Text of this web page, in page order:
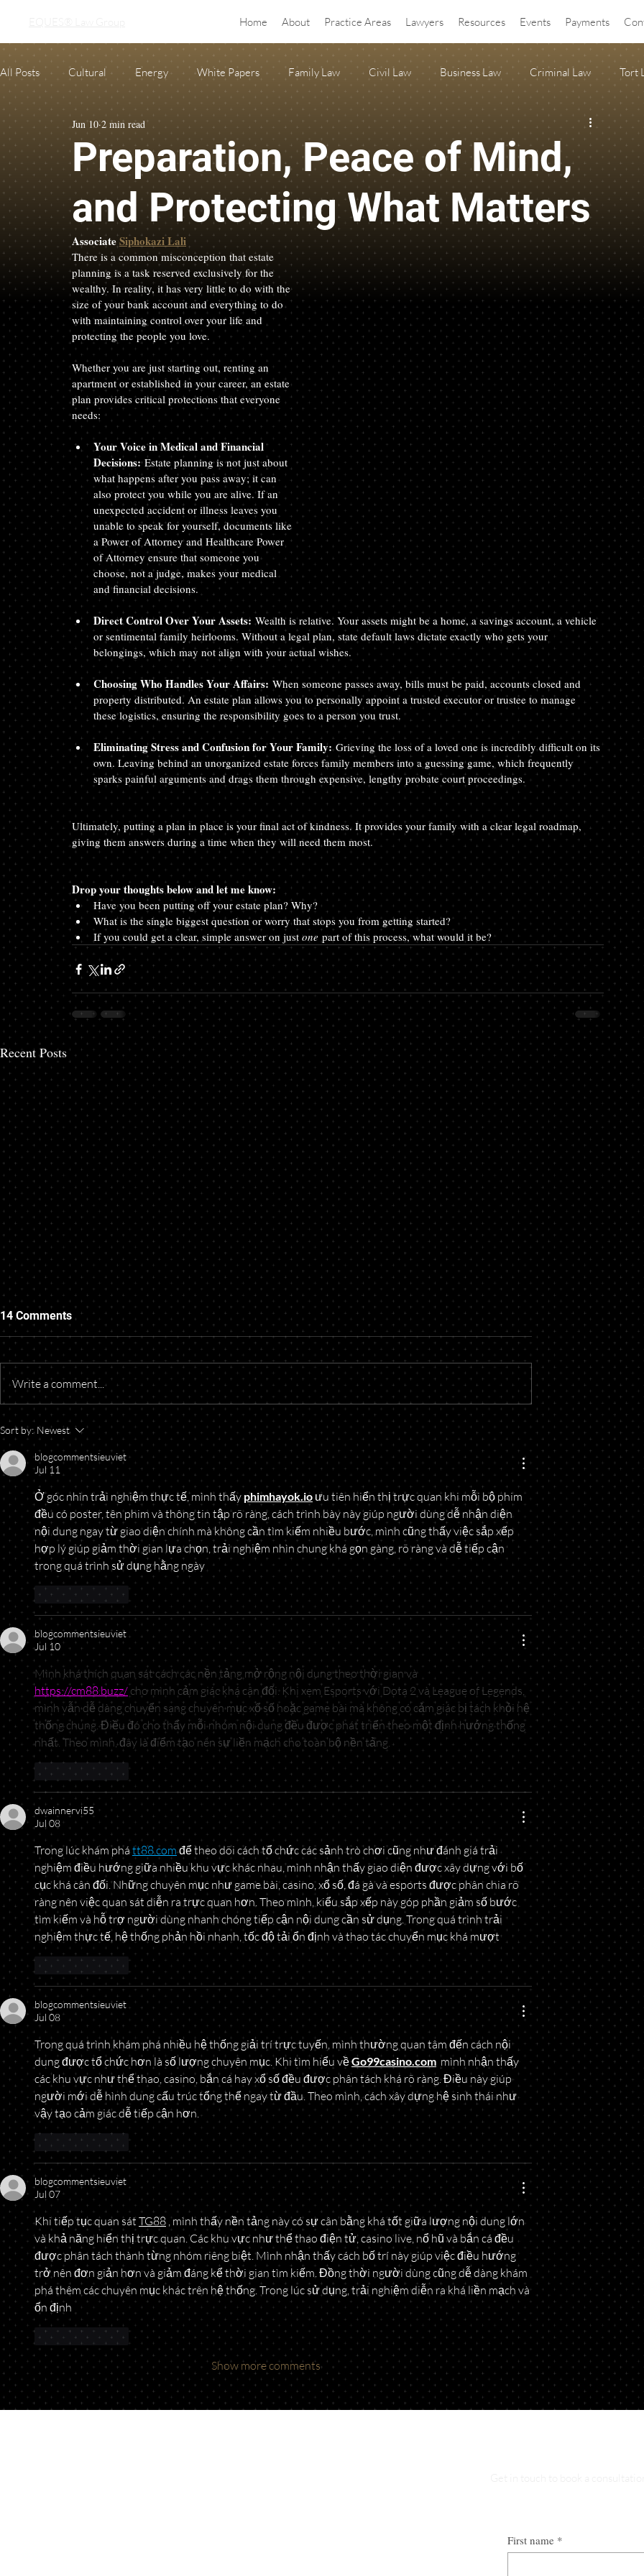
Home About Practice Areas Lawyers Resources Events Payments
All Posts Cultural Energy White Papers Family Law Civil Law Business Law Criminal Law Tort
Real Estate adoption equine law Condo and HOA Law agritourism Property Law Estate Planning
Oil and Gas Law Probate Necessary Forms Press Release Anti-SLAPP
Preparation, Peace of Mind,
and Protecting What Matters
Jun 10 2 min read
Associate Siphokazi Lali
There is a common misconception that estate
planning is a task reserved exclusively for the
wealthy. In reality, it has very little to do with the
size of your bank account and everything to do
with maintaining control over your life and
protecting the people you love.
Whether you are just starting out, renting an
apartment or established in your career, an estate
plan provides critical protections that everyone
needs:
Your Voice in Medical and Financial
Decisions: Estate planning is not just about
what happens after you pass away; it can
also protect you while you are alive. If an
unexpected accident or illness leaves you
unable to speak for yourself, documents like
a Power of Attorney and Healthcare Power
of Attorney ensure that someone you
choose, not a judge, makes your medical
and financial decisions.
Direct Control Over Your Assets: Wealth is relative. Your assets might be a home, a savings account, a vehicle
or sentimental family heirlooms. Without a legal plan, state default laws dictate exactly who gets your
belongings, which may not align with your actual wishes.
Choosing Who Handles Your Affairs: When someone passes away, bills must be paid, accounts closed and
property distributed. An estate plan allows you to personally appoint a trusted executor or trustee to manage
these logistics, ensuring the responsibility goes to a person you trust.
Eliminating Stress and Confusion for Your Family: Grieving the loss of a loved one is incredibly difficult on its
own. Leaving behind an unorganized estate forces family members into a guessing game, which frequently
sparks painful arguments and drags them through expensive, lengthy probate court proceedings.
Ultimately, putting a plan in place is your final act of kindness. It provides your family with a clear legal roadmap,
giving them answers during a time when they will need them most.
Drop your thoughts below and let me know:
Have you been putting off your estate plan? Why?
What is the single biggest question or worry that stops you from getting started?
If you could get a clear, simple answer on just one part of this process, what would it be?
Recent Posts
Understanding Oil and Gas
Royalty Payments
Starting a Business? What to
Think About Before Opening
Your Doors
Buying or Selling Property?
When to Involve an
14 Comments
Write a comment...
Sort by: Newest
blogcommentsieuviet
Jul 11
Ở góc nhìn trải nghiệm thực tế, mình thấy phimhayok.io ưu tiên hiển thị trực quan khi mỗi bộ phim
đều có poster, tên phim và thông tin tập rõ ràng, cách trình bày này giúp người dùng dễ nhận diện
nội dung ngay từ giao diện chính mà không cần tìm kiếm nhiều bước, mình cũng thấy việc sắp xếp
hợp lý giúp giảm thời gian lựa chọn, trải nghiệm nhìn chung khá gọn gàng, rõ ràng và dễ tiếp cận
trong quá trình sử dụng hằng ngày
Like Reply
blogcommentsieuviet
Jul 10
Mình khá thích quan sát cách các nền tảng mở rộng nội dung theo thời gian và
https://cm88.buzz/ cho mình cảm giác khá cân đối. Khi xem Esports với Dota 2 và League of Legends,
mình vẫn dễ dàng chuyển sang chuyên mục xổ số hoặc game bài mà không có cảm giác bị tách khỏi hệ
thống chung. Điều đó cho thấy mỗi nhóm nội dung đều được phát triển theo một định hướng thống
nhất. Theo mình, đây là điểm tạo nên sự liền mạch cho toàn bộ nền tảng.
Like Reply
dwainnervi55
Jul 08
Trong lúc khám phá tt88.com để theo dõi cách tổ chức các sảnh trò chơi cũng như đánh giá trải
nghiệm điều hướng giữa nhiều khu vực khác nhau, mình nhận thấy giao diện được xây dựng với bố
cục khá cân đối. Những chuyên mục như game bài, casino, xổ số, đá gà và esports được phân chia rõ
ràng nên việc quan sát diễn ra trực quan hơn. Theo mình, kiểu sắp xếp này góp phần giảm số bước
tìm kiếm và hỗ trợ người dùng nhanh chóng tiếp cận nội dung cần sử dụng. Trong quá trình trải
nghiệm thực tế, hệ thống phản hồi nhanh, tốc độ tải ổn định và thao tác chuyển mục khá mượt
Like Reply
blogcommentsieuviet
Jul 08
Trong quá trình khám phá nhiều hệ thống giải trí trực tuyến, mình thường quan tâm đến cách nội
dung được tổ chức hơn là số lượng chuyên mục. Khi tìm hiểu về Go99casino.com mình nhận thấy
các khu vực như thể thao, casino, bắn cá hay xổ số đều được phân tách khá rõ ràng. Điều này giúp
người mới dễ hình dung cấu trúc tổng thể ngay từ đầu. Theo mình, cách xây dựng hệ sinh thái như
vậy tạo cảm giác dễ tiếp cận hơn.
Like Reply
blogcommentsieuviet
Jul 07
Khi tiếp tục quan sát TG88 , mình thấy nền tảng này có sự cân bằng khá tốt giữa lượng nội dung lớn
và khả năng hiển thị trực quan. Các khu vực như thể thao điện tử, casino live, nổ hũ và bắn cá đều
được phân tách thành từng nhóm riêng biệt. Mình nhận thấy cách bố trí này giúp việc điều hướng
trở nên đơn giản hơn và giảm đáng kể thời gian tìm kiếm. Đồng thời người dùng cũng dễ dàng khám
phá thêm các chuyên mục khác trên hệ thống. Trong lúc sử dụng, trải nghiệm diễn ra khá liền mạch và
ổn định
Like Reply
Show more comments
First name *